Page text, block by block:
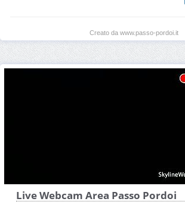
Creato da www.passo-pordoi.it
Live Webcam Area Passo Pordoi